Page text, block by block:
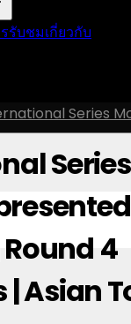
รับชมเกี่ยวกับ
Series
Series
4
Asian